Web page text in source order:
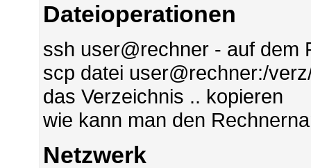
Dateioperationen
ssh user@rechner - auf dem
scp datei user@rechner:/
das Verzeichnis .. kopieren
wie kann man den
Netzwerk